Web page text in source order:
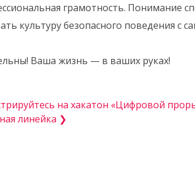
грамотность. Понимание
культуру безопасного поведения с
Ваша жизнь — в ваших руках!
на хакатон «Цифровой
линейка ❯